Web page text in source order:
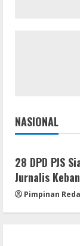
5
NASIONAL
Jakarta
28 DPD PJS
Jurnalis
Pimpinan